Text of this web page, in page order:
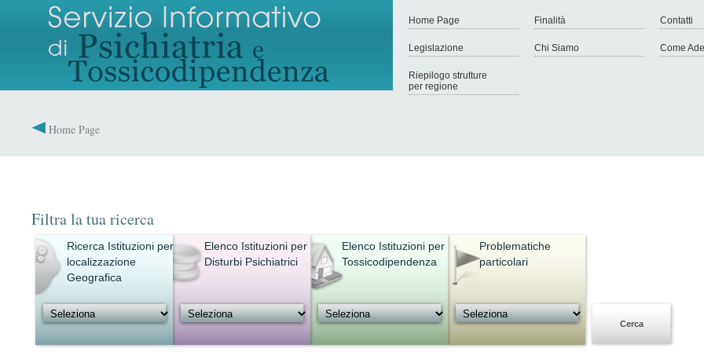
Home Page Finalità Contatti
Legislazione Chi Siamo Come
Riepilogo strutture
per regione
Home Page
Filtra la tua ricerca
Ricerca Istituzioni per
localizzazione
Geografica
Elenco Istituzioni per
Disturbi Psichiatrici
Elenco Istituzioni per
Tossicodipendenza
Problematiche
particolari